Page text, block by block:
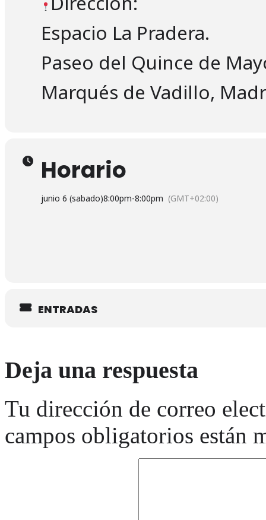
Espacio La Pradera.
Paseo del Quince de
Marqués de Vadillo,
Horario
junio 6 (sabado)8:00pm-8:00pm (GMT+02:00)
ENTRADAS
Deja una respuesta
Tu dirección de correo
campos obligatorios están